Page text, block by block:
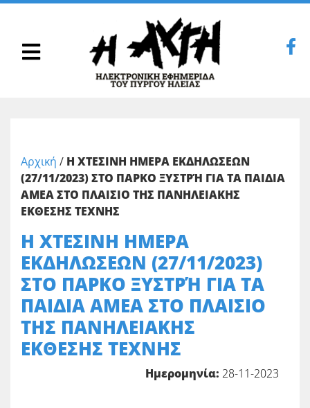
Αρχική / Η ΧΤΕΣΙΝΗ ΗΜΕΡΑ ΕΚΔΗΛΩΣΕΩΝ
(27/11/2023) ΣΤΟ ΠΑΡΚΟ ΞΥΣΤΡΉ ΓΙΑ ΤΑ ΠΑΙΔΙΑ
ΑΜΕΑ ΣΤΟ ΠΛΑΙΣΙΟ ΤΗΣ ΠΑΝΗΛΕΙΑΚΗΣ
ΕΚΘΕΣΗΣ ΤΕΧΝΗΣ
Η ΧΤΕΣΙΝΗ ΗΜΕΡΑ
ΕΚΔΗΛΩΣΕΩΝ (27/11/2023)
ΣΤΟ ΠΑΡΚΟ ΞΥΣΤΡΉ ΓΙΑ ΤΑ
ΠΑΙΔΙΑ ΑΜΕΑ ΣΤΟ ΠΛΑΙΣΙΟ
ΤΗΣ ΠΑΝΗΛΕΙΑΚΗΣ
ΕΚΘΕΣΗΣ ΤΕΧΝΗΣ
Ημερομηνία: 28-11-2023